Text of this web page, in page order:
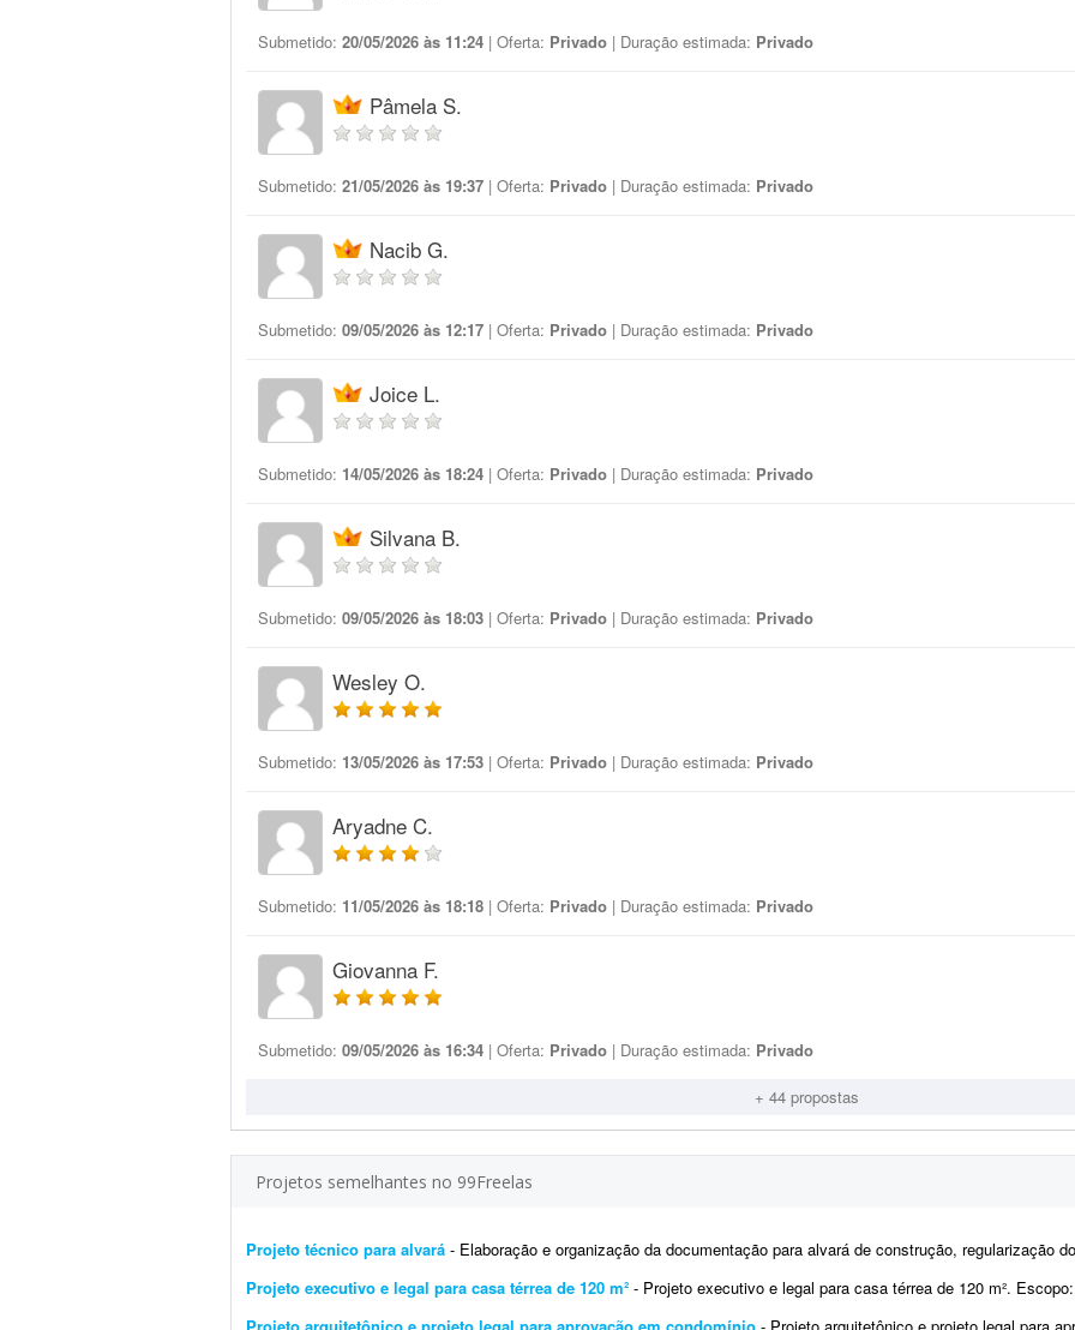
Submetido: 20/05/2026 às 11:24 | Oferta: Privado | Duração estimada: Privado
Pâmela S.
Submetido: 21/05/2026 às 19:37 | Oferta: Privado | Duração estimada: Privado
Nacib G.
Submetido: 09/05/2026 às 12:17 | Oferta: Privado | Duração estimada: Privado
Joice L.
Submetido: 14/05/2026 às 18:24 | Oferta: Privado | Duração estimada: Privado
Silvana B.
Submetido: 09/05/2026 às 18:03 | Oferta: Privado | Duração estimada: Privado
Wesley O.
Submetido: 13/05/2026 às 17:53 | Oferta: Privado | Duração estimada: Privado
Aryadne C.
Submetido: 11/05/2026 às 18:18 | Oferta: Privado | Duração estimada: Privado
Giovanna F.
Submetido: 09/05/2026 às 16:34 | Oferta: Privado | Duração estimada: Privado
+ 44 propostas
Projetos semelhantes no 99Freelas
Projeto técnico para alvará - Elaboração e organização da documentação para alvará de construção, regularização
Projeto executivo e legal para casa térrea de 120 m² - Projeto executivo e legal para casa térrea de 120 m². Escopo: - Plantas, cortes e elevações em